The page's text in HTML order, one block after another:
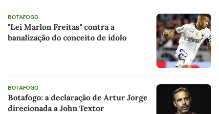
BOTAFOGO
"Lei Marlon Freitas" contra a
banalização do conceito de ídolo
BOTAFOGO
Botafogo: a declaração de Artur Jorge
direcionada a John Textor